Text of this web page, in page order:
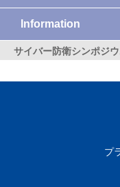
Information
サイバー防衛シンポジ
プ